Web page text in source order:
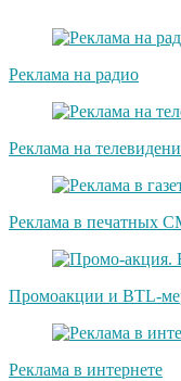
Реклама на радио
Реклама на
Реклама в печатных
Промоакции и BTL-
Реклама в интернете